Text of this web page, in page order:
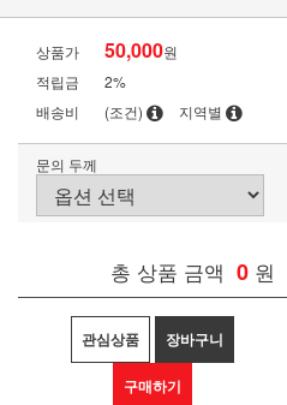
상품가 50,000원
적립금
2%
배송비
(조건) 지역별
문의 두께
총 상품 금액 0 원
관심상품 장바구니
구매하기